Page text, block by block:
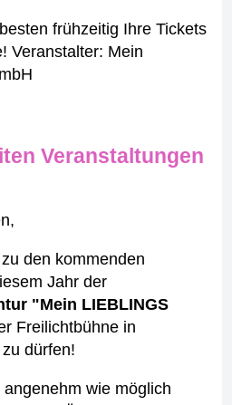
frühzeitig Ihre Tickets
Veranstalter: Mein
Veranstaltungen
den kommenden
Jahr der
"Mein LIEBLINGS
Freilichtbühne in
dürfen!
wie möglich